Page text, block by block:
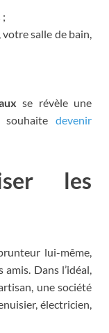
salle de bain,
se révèle une
devenir
les
lui-même,
Dans l’idéal,
une société
électricien,